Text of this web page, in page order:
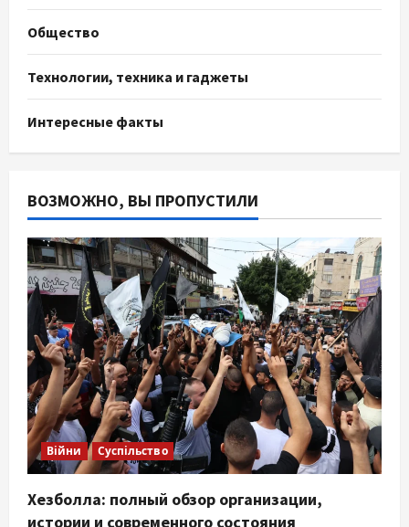
Общество
Технологии, техника и гаджеты
Интересные факты
ВОЗМОЖНО, ВЫ ПРОПУСТИЛИ
Війни Суспільство
Хезболла: полный обзор организации,
истории и современного состояния